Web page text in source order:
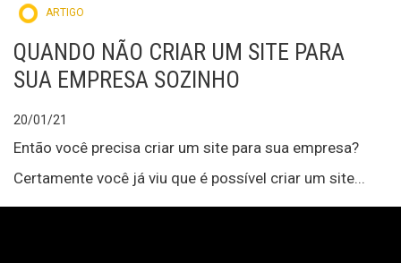
ARTIGO
QUANDO NÃO CRIAR UM SITE PARA
SUA EMPRESA SOZINHO
20/01/21
Então você precisa criar um site para sua empresa?
Certamente você já viu que é possível criar um site...